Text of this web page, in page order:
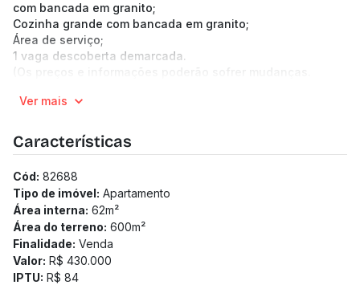
com bancada em granito;
Cozinha grande com bancada em granito;
Área de serviço;
1 vaga descoberta demarcada.
(Os preços e informações poderão sofrer mudanças.
Ver mais
Características
Cód: 82688
Tipo de imóvel: Apartamento
Área interna: 62m²
Área do terreno: 600m²
Finalidade: Venda
Valor: R$ 430.000
IPTU: R$ 84